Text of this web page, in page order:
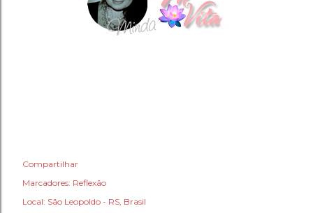
Compartilhar
Marcadores: Reflexão
Local: São Leopoldo - RS, Brasil